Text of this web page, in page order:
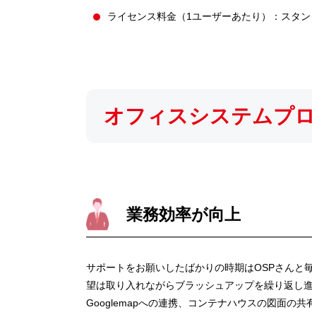
ライセンス料金（1ユーザーあたり）：スタ
オフィスシステムプ
業務効率が向上
サポートをお願いしたばかりの時期はOSPさんと
望は取り入れながらブラッシュアップを繰り返し
Googlemapへの連携、コンテナハウスの図面の共